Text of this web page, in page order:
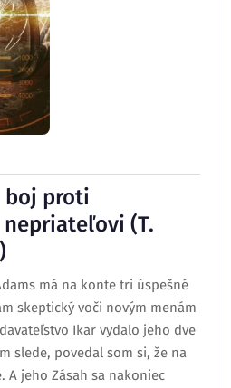
boj proti
(T.
má na konte tri úspešné
skeptický voči novým menám
Ikar vydalo jeho dve
slede, povedal som si, že na
A jeho Zásah sa nakoniec